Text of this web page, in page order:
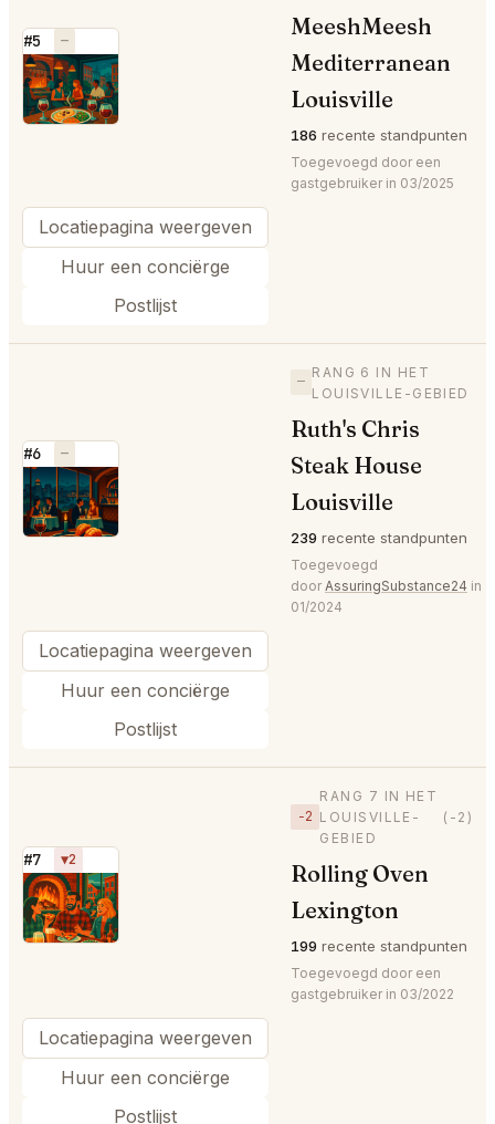
#5 —
⭐
MeeshMeesh
Mediterranean
Louisville
186 recente standpunten
Toegevoegd door een
gastgebruiker in 03/2025
Locatiepagina weergeven
Huur een conciërge
Postlijst
#6 —
⭐
—
RANG 6 IN HET
LOUISVILLE-GEBIED
Ruth's Chris
Steak House
Louisville
239 recente standpunten
Toegevoegd
door AssuringSubstance24 in
01/2024
Locatiepagina weergeven
Huur een conciërge
Postlijst
#7 ▼2
⭐
−2
RANG 7 IN HET
LOUISVILLE-
GEBIED
(-2)
Rolling Oven
Lexington
199 recente standpunten
Toegevoegd door een
gastgebruiker in 03/2022
Locatiepagina weergeven
Huur een conciërge
Postlijst